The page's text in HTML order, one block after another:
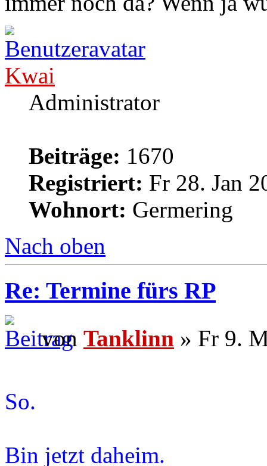
Kwai
Administrator
Beiträge: 1670
Registriert: Fr 28. Jan
Wohnort: Germering
Nach oben
Re: Termine fürs RP
von Tanklinn » Fr 9.
So.
Bin jetzt daheim.